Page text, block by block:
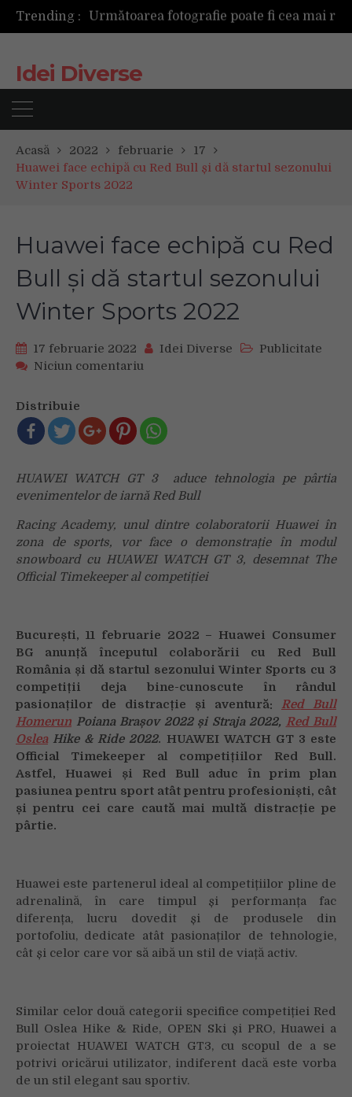
Trending :
Mașinile de spălat și uscătoarele bazate pe inteligență artificială îți cunosc hainele mai bine decât tine
De ce reapar mirosurile din canapea după curățare? Ce se întâmplă, de fapt, în tapițerie
Idei Diverse
Acasă 2022 februarie
17
Huawei face echipă cu Red Bull și dă startul sezonului
Winter Sports 2022
Huawei face echipă cu Red
Bull și dă startul sezonului
Winter Sports 2022
17 februarie 2022 Idei Diverse
Publicitate
Niciun comentariu
echipă
cu
Red
și
dă
sezonului
Winter
Sports
2022
Distribuie
HUAWEI WATCH GT 3 aduce tehnologia pe pârtia
evenimentelor de iarnă Red Bull
Racing Academy, unul dintre colaboratorii Huawei în
zona de sports, vor face o demonstrație în modul
snowboard cu HUAWEI WATCH GT 3, desemnat The
Official Timekeeper al competiției
București, 11 februarie 2022 – Huawei Consumer
BG anunță începutul colaborării cu Red Bull
România și dă startul sezonului Winter Sports cu 3
competiții deja bine-cunoscute în rândul
pasionaților de distracție și aventură: Red Bull
Homerun Poiana Brașov 2022 și Straja 2022, Red Bull
OsleaHike & Ride 2022. HUAWEI WATCH GT 3 este
Official Timekeeper al competițiilor Red Bull.
Astfel, Huawei și Red Bull aduc în prim plan
pasiunea pentru sport atât pentru profesioniști, cât
și pentru cei care caută mai multă distracție pe
pârtie.
Huawei este partenerul ideal al competițiilor pline de
adrenalină, în care timpul și performanța fac
diferența, lucru dovedit și de produsele din
portofoliu, dedicate atât pasionaților de tehnologie,
cât și celor care vor să aibă un stil de viață activ.
Similar celor două categorii specifice competiției Red
Bull Oslea Hike & Ride, OPEN Ski și PRO, Huawei a
proiectat HUAWEI WATCH GT3, cu scopul de a se
potrivi oricărui utilizator, indiferent dacă este vorba
de un stil elegant sau sportiv.